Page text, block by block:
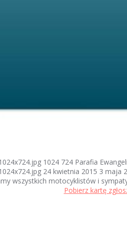
1024 724 Parafia
24 kwietnia 2015 3 maja
wszystkich motocyklistów i
Pobierz kartę